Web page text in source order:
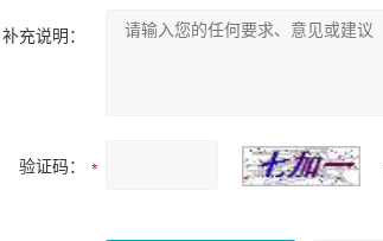
补充说明：
验证码：